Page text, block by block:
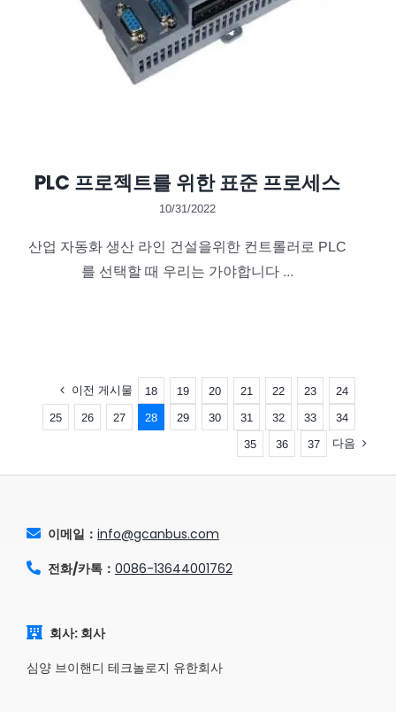
PLC 프로젝트를 위한 표준 프로세스
10/31/2022
산업 자동화 생산 라인 건설을위한 컨트롤러로 PLC
를 선택할 때 우리는 가야합니다 ...
이전 게시물 18 19 20 21 22 23
24
25
26 27 28 29 30 31 32 33
34
35
36 37 다음
이메일： info@gcanbus.com
전화/카톡： 0086-13644001762
회사: 회사
심양 브이핸디 테크놀로지 유한회사